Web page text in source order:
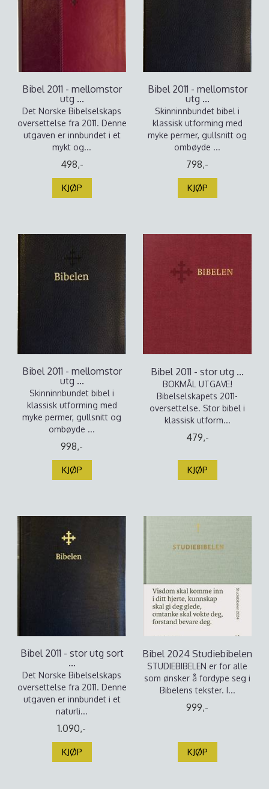
Bibel 2011 - mellomstor
utg ...
Det Norske Bibelselskaps
oversettelse fra 2011. Denne
utgaven er innbundet i et
mykt og...
498,-
KJØP
Bibel 2011 - mellomstor
utg ...
Skinninnbundet bibel i
klassisk utforming med
myke permer, gullsnitt og
ombøyde ...
798,-
KJØP
Bibel 2011 - mellomstor
utg ...
Skinninnbundet bibel i
klassisk utforming med
myke permer, gullsnitt og
ombøyde ...
998,-
KJØP
Bibel 2011 - stor utg ...
BOKMÅL UTGAVE!
Bibelselskapets 2011-
oversettelse. Stor bibel i
klassisk utform...
479,-
KJØP
Bibel 2011 - stor utg sort
...
Det Norske Bibelselskaps
oversettelse fra 2011. Denne
utgaven er innbundet i et
naturli...
1.090,-
KJØP
Bibel 2024 Studiebibelen
STUDIEBIBELEN er for alle
som ønsker å fordype seg i
Bibelens tekster. I...
999,-
KJØP